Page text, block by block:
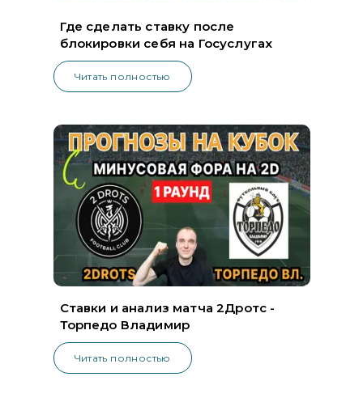
Где сделать ставку после
блокировки себя на Госуслугах
Читать полностью
Ставки и анализ матча 2Дротс -
Торпедо Владимир
Читать полностью